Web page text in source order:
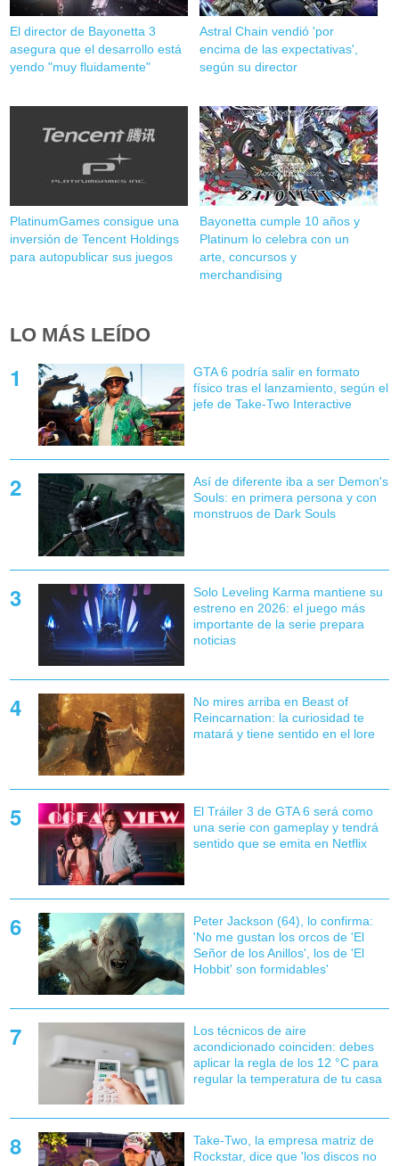
El director de Bayonetta 3
asegura que el desarrollo está
yendo "muy fluidamente"
Astral Chain vendió 'por
encima de las expectativas',
según su director
PlatinumGames consigue una
inversión de Tencent Holdings
para autopublicar sus juegos
Bayonetta cumple 10 años y
Platinum lo celebra con un
arte, concursos y
merchandising
LO MÁS LEÍDO
GTA 6 podría salir en formato
físico tras el lanzamiento, según el
jefe de Take-Two Interactive
Así de diferente iba a ser Demon's
Souls: en primera persona y con
monstruos de Dark Souls
Solo Leveling Karma mantiene su
estreno en 2026: el juego más
importante de la serie prepara
noticias
No mires arriba en Beast of
Reincarnation: la curiosidad te
matará y tiene sentido en el lore
El Tráiler 3 de GTA 6 será como
una serie con gameplay y tendrá
sentido que se emita en Netflix
Peter Jackson (64), lo confirma:
'No me gustan los orcos de 'El
Señor de los Anillos', los de 'El
Hobbit' son formidables'
Los técnicos de aire
acondicionado coinciden: debes
aplicar la regla de los 12 °C para
regular la temperatura de tu casa
Take-Two, la empresa matriz de
Rockstar, dice que 'los discos no